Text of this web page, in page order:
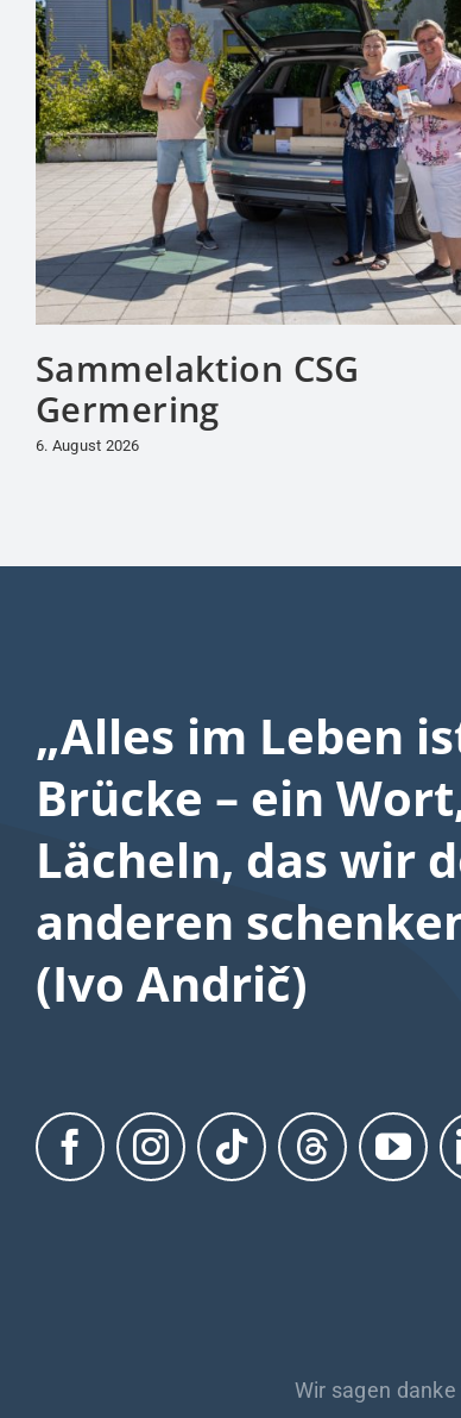
Sammelaktion CSG
Germering
6. August 2026
„Alles im Leben
Brücke – ein
Lächeln, das wir
anderen
(Ivo Andrič)
Wir sagen